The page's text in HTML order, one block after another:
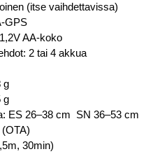
(itse vaihdettavissa)
GPS
AA-koko
2 tai 4 akkua
g
g
ES 26–38 cm SN 36–53 cm
30min)